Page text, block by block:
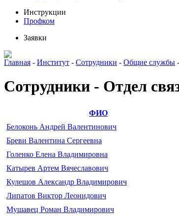
Инструкции
Профком
Заявки
Главная - Институт - Сотрудники - Общие службы -
Сотрудники - Отдел
ФИО
Белоконь Андрей Валентинович
Бреви Валентина Сергеевна
Голенко Елена Владимировна
Катырев Артем Вячеславович
Кулешов Александр Владимирович
Липатов Виктор Леонидович
Мушавец Роман Владимирович